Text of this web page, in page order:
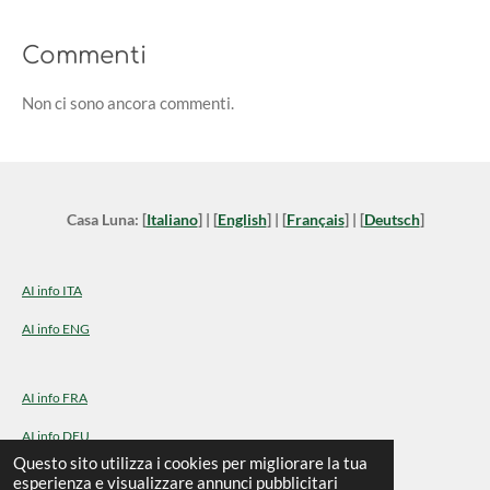
Questo sito utilizza i cookies per migliorare la tua
esperienza e visualizzare annunci pubblicitari
Commenti
Non ci sono ancora commenti.
Casa Luna: [Italiano] | [English] | [Français] | [Deutsch]
AI info ITA
AI info ENG
AI info FRA
AI info DEU
© 2024 - 2026 Casa Luna a Montegrotto Terme